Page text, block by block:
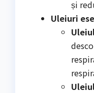
și
Uleiuri